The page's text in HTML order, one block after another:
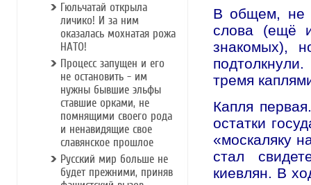
Гюльчатай открыла
личико! И за ним
оказалась мохнатая рожа
НАТО!
Процесс запущен и его
не остановить - им
нужны бывшие эльфы
ставшие орками, не
помнящими своего рода
и ненавидящие свое
славянское прошлое
Русский мир больше не
будет прежними, приняв
В общем, не
слова (ещё
знакомых),
тремя
Капля
остатки
«москаляку
стал
киевлян. В